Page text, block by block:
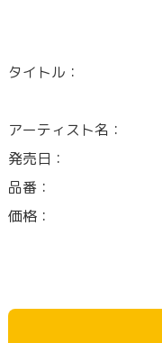
タイトル：
アーティスト名：
発売日：
品番：
価格：